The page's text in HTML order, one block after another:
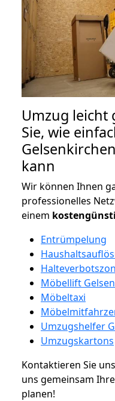
Umzug leicht
Sie, wie
kann
Wir können Ihnen
professionelles
einem
Entrümpelung
Möbellift
Möbeltaxi
Umzugshelfer
Umzugskartons
Kontaktieren Sie
uns gemeinsam
planen!